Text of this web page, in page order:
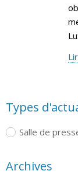
Types
Salle de
Archives